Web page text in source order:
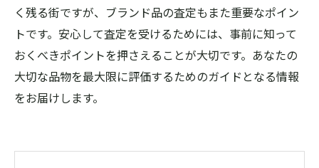
く残る街ですが、ブランド品の査定もまた重要なポイン
トです。安心して査定を受けるためには、事前に知って
おくべきポイントを押さえることが大切です。あなたの
大切な品物を最大限に評価するためのガイドとなる情報
をお届けします。